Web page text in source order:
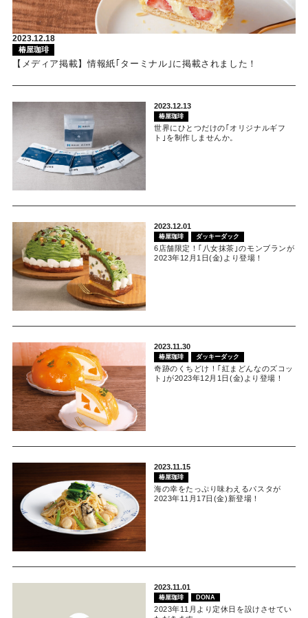
2023.12.18
椿屋珈琲
【メディア掲載】情報紙｢ターミナル｣に掲載されました！
2023.12.13
椿屋珈琲
世界にひとつだけの｢オリジナルギフ
ト｣を制作しませんか。
2023.12.01
椿屋珈琲 ダッキーダック
6店舗限定！｢八女抹茶｣のモンブランが
2023年12月1日(金)より登場！
2023.11.30
椿屋珈琲 ダッキーダック
奇跡のくちどけ！｢紅まどんなのズコッ
ト｣が2023年12月1日(金)より登場！
2023.11.15
椿屋珈琲
海の幸をたっぷり味わえるパスタが
2023年11月17日(金)新登場！
2023.11.01
椿屋珈琲 DONA
2023年11月より定休日を設けさせてい